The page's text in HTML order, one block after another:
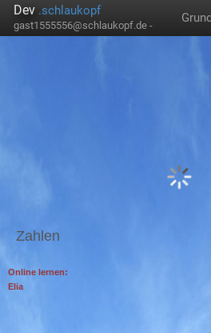
Dev .schlaukopf
gast1555556@schlaukopf.de -
Zahlen
Online lernen:
Elia